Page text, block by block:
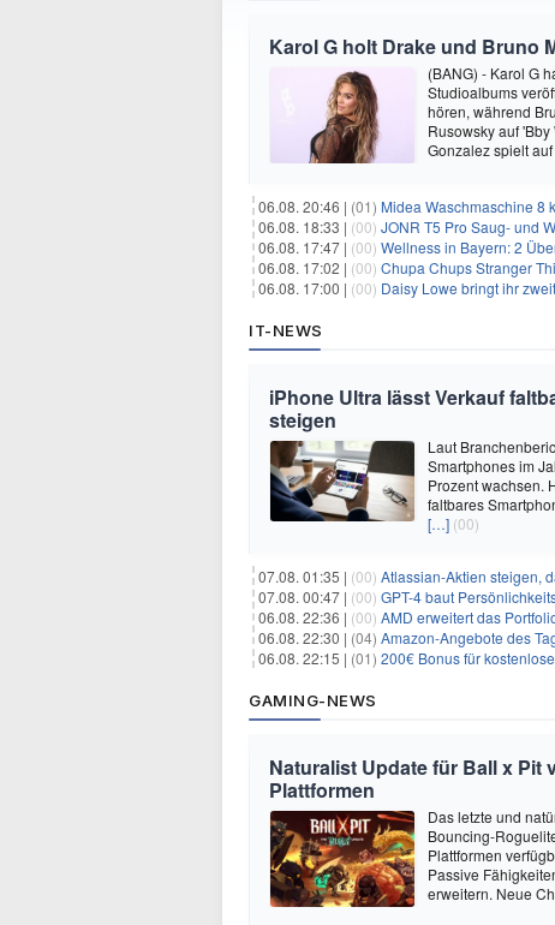
Karol G holt Drake und Bruno
(BANG) - Karol G
Studioalbums
hören, während
Rusowsky auf
Gonzalez spielt
06.08. 20:46 | (01) Midea Waschmaschine 8
06.08. 18:33 | (00) JONR T5 Pro Saug- und
06.08. 17:47 | (00) Wellness in Bayern: 2
06.08. 17:02 | (00) Chupa Chups Stranger
06.08. 17:00 | (00) Daisy Lowe bringt ihr
IT-NEWS
iPhone Ultra lässt Verkauf
steigen
Laut
Smartphones im
Prozent wachsen.
faltbares
[…] (00)
07.08. 01:35 | (00) Atlassian-Aktien steigen,
07.08. 00:47 | (00) GPT-4 baut
06.08. 22:36 | (00) AMD erweitert das
06.08. 22:30 | (04) Amazon-Angebote des
06.08. 22:15 | (01) 200€ Bonus für
GAMING-NEWS
Naturalist Update für Ball x
Plattformen
Das letzte und
Bouncing-
Plattformen
Passive
erweitern. Neue